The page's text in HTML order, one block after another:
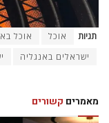
תגיות אוכל אוכל
ישראלים באנגליה
מאמרים קשורים